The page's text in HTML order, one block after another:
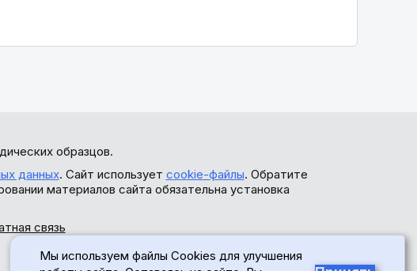
образцов.
данных. Сайт использует cookie-файлы. Обратите
материалов сайта обязательна установка
связь
Мы используем файлы Cookies для улучшения